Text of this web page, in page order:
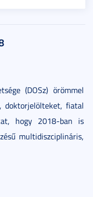
(DOSz) örömmel
doktorjelölteket, fiatal
hogy 2018-ban is
multidiszciplináris,